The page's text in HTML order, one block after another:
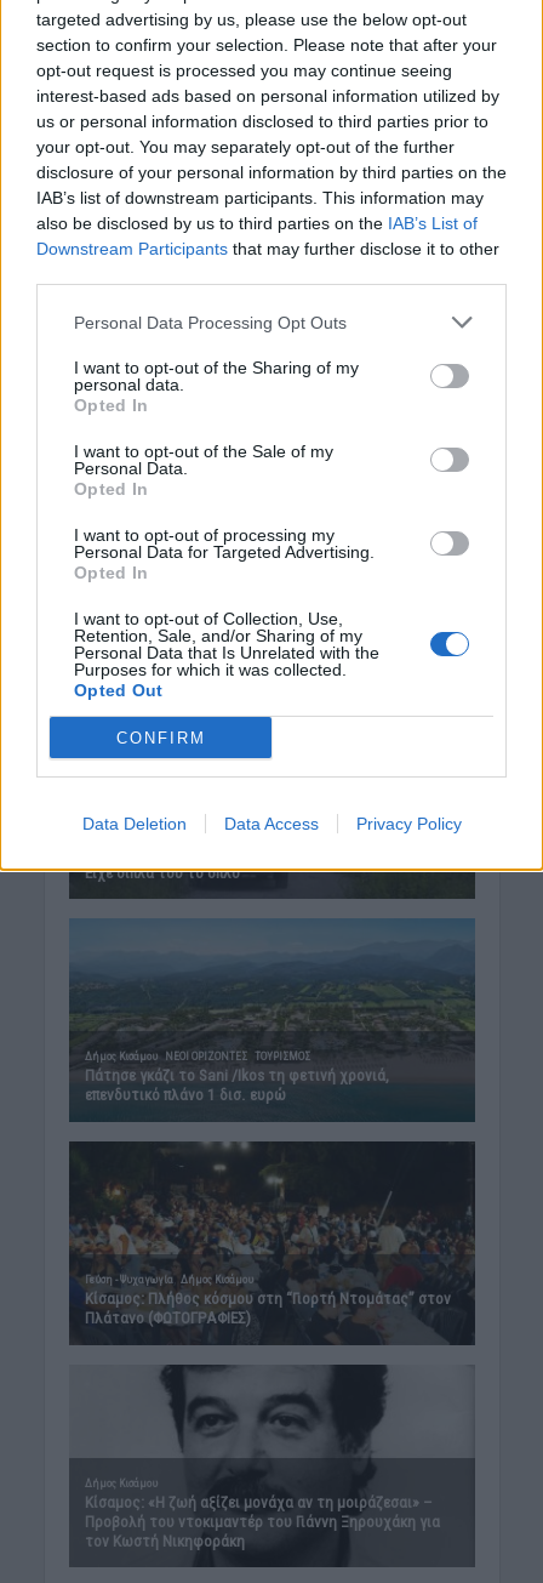
targeted advertising by us, please use the below opt-out
section to confirm your selection. Please note that after your
opt-out request is processed you may continue seeing
interest-based ads based on personal information utilized by
us or personal information disclosed to third parties prior to
your opt-out. You may separately opt-out of the further
disclosure of your personal information by third parties on the
IAB’s list of downstream participants. This information may
also be disclosed by us to third parties on the IAB’s List of
Downstream Participants that may further disclose it to other
Personal Data Processing Opt Outs
I want to opt-out of the Sharing of my
personal data.
Opted In
I want to opt-out of the Sale of my
Personal Data.
Opted In
I want to opt-out of processing my
Personal Data for Targeted Advertising.
Opted In
I want to opt-out of Collection, Use,
Retention, Sale, and/or Sharing of my
Personal Data that Is Unrelated with the
Purposes for which it was collected.
Opted Out
CONFIRM
Data Deletion Data Access Privacy Policy
ΓΕΎΣΗ - ΨΥΧΑΓΩΓΊΑ
Βούβες: Διήμερη γιορτή κρασιού με
Ζωιδάκη, Τζουγανάκη και δωρεάν
κρασί!
7 Αυγούστου 2026 08:08
ΑΘΛΗΤΙΚΑ
Europa League: Η Άντερλεχτ νίκησε 1-0
τον ΠΑΟΚ στην Τούμπα κι όλα θα
κριθούν στις Βρυξέλλες
7 Αυγούστου 2026 07:46
Tα ζώδια της Παρασκευής 7
7 Αυγούστου 2026 07:43